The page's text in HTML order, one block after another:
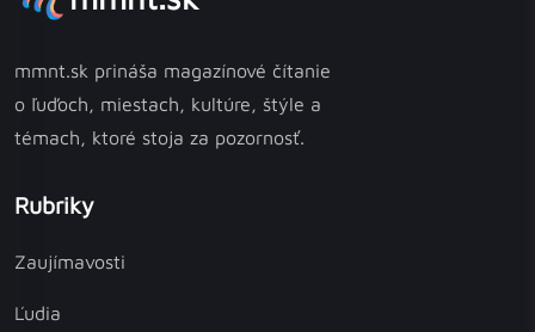
mmnt.sk prináša magazínové čítanie
o ľuďoch, miestach, kultúre, štýle a
témach, ktoré stoja za pozornosť.
Rubriky
Zaujímavosti
Ľudia